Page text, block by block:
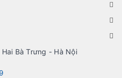
Bà Trưng - Hà Nội